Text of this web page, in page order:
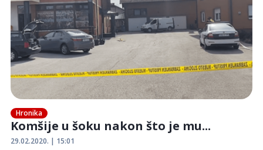
Hronika
Komšije u šoku nakon što je mu...
29.02.2020. | 15:01